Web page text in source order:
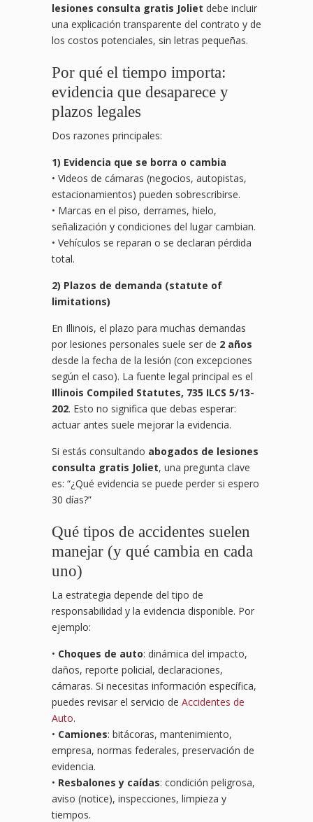
lesiones consulta gratis Joliet debe incluir
una explicación transparente del contrato y de
los costos potenciales, sin letras pequeñas.
Por qué el tiempo importa:
evidencia que desaparece y
plazos legales
Dos razones principales:
1) Evidencia que se borra o cambia
• Videos de cámaras (negocios, autopistas,
estacionamientos) pueden sobrescribirse.
• Marcas en el piso, derrames, hielo,
señalización y condiciones del lugar cambian.
• Vehículos se reparan o se declaran pérdida
total.
2) Plazos de demanda (statute of
limitations)
En Illinois, el plazo para muchas demandas
por lesiones personales suele ser de 2 años
desde la fecha de la lesión (con excepciones
según el caso). La fuente legal principal es el
Illinois Compiled Statutes, 735 ILCS 5/13-
202. Esto no significa que debas esperar:
actuar antes suele mejorar la evidencia.
Si estás consultando abogados de lesiones
consulta gratis Joliet, una pregunta clave
es: “¿Qué evidencia se puede perder si espero
30 días?”
Qué tipos de accidentes suelen
manejar (y qué cambia en cada
uno)
La estrategia depende del tipo de
responsabilidad y la evidencia disponible. Por
ejemplo:
• Choques de auto: dinámica del impacto,
daños, reporte policial, declaraciones,
cámaras. Si necesitas información específica,
puedes revisar el servicio de Accidentes de
Auto.
• Camiones: bitácoras, mantenimiento,
empresa, normas federales, preservación de
evidencia.
• Resbalones y caídas: condición peligrosa,
aviso (notice), inspecciones, limpieza y
tiempos.